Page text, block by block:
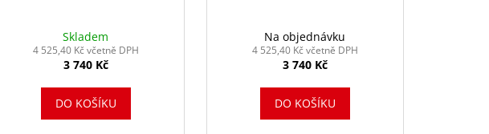
Skladem
4 525,40 Kč včetně DPH
3 740 Kč
DO KOŠÍKU
Na objednávku
4 525,40 Kč včetně DPH
3 740 Kč
DO KOŠÍKU